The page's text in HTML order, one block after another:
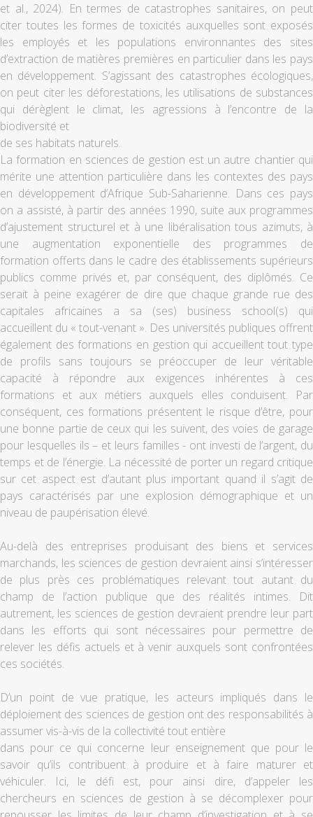
et al., 2024). En termes de catastrophes sanitaires, on peut
citer toutes les formes de toxicités auxquelles sont exposés
les employés et les populations environnantes des sites
d’extraction de matières premières en particulier dans les pays
en développement. S’agissant des catastrophes écologiques,
on peut citer les déforestations, les utilisations de substances
qui dérèglent le climat, les agressions à l’encontre de la
biodiversité et
de ses habitats naturels.
La formation en sciences de gestion est un autre chantier qui
mérite une attention particulière dans les contextes des pays
en développement d’Afrique Sub-Saharienne. Dans ces pays
on a assisté, à partir des années 1990, suite aux programmes
d’ajustement structurel et à une libéralisation tous azimuts, à
une augmentation exponentielle des programmes de
formation offerts dans le cadre des établissements supérieurs
publics comme privés et, par conséquent, des diplômés. Ce
serait à peine exagérer de dire que chaque grande rue des
capitales africaines a sa (ses) business school(s) qui
accueillent du « tout-venant ». Des universités publiques offrent
également des formations en gestion qui accueillent tout type
de profils sans toujours se préoccuper de leur véritable
capacité à répondre aux exigences inhérentes à ces
formations et aux métiers auxquels elles conduisent. Par
conséquent, ces formations présentent le risque d’être, pour
une bonne partie de ceux qui les suivent, des voies de garage
pour lesquelles ils – et leurs familles - ont investi de l’argent, du
temps et de l’énergie. La nécessité de porter un regard critique
sur cet aspect est d’autant plus important quand il s’agit de
pays caractérisés par une explosion démographique et un
niveau de paupérisation élevé.
Au-delà des entreprises produisant des biens et services
marchands, les sciences de gestion devraient ainsi s’intéresser
de plus près ces problématiques relevant tout autant du
champ de l’action publique que des réalités intimes. Dit
autrement, les sciences de gestion devraient prendre leur part
dans les efforts qui sont nécessaires pour permettre de
relever les défis actuels et à venir auxquels sont confrontées
ces sociétés.
D’un point de vue pratique, les acteurs impliqués dans le
déploiement des sciences de gestion ont des responsabilités à
assumer vis-à-vis de la collectivité tout entière
dans pour ce qui concerne leur enseignement que pour le
savoir qu’ils contribuent à produire et à faire maturer et
véhiculer. Ici, le défi est, pour ainsi dire, d’appeler les
chercheurs en sciences de gestion à se décomplexer pour